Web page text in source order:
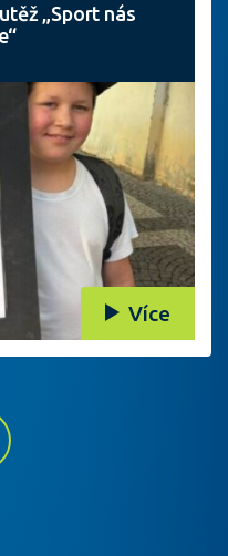
„Sport nás
Více